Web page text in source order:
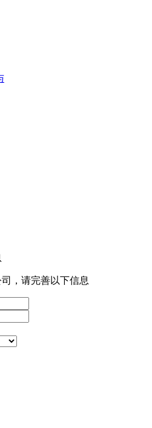
，请完善以下信息